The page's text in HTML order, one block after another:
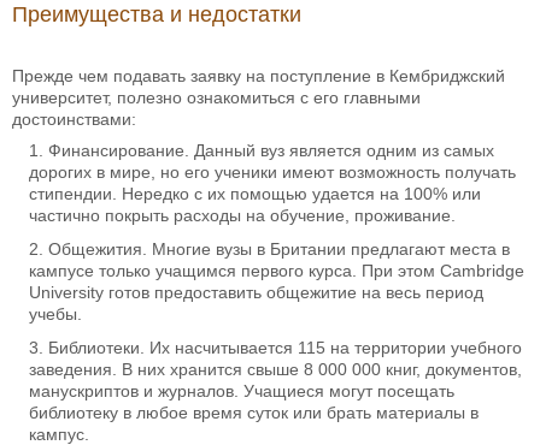
Преимущества и недостатки
Прежде чем подавать заявку на поступление в Кембриджский
университет, полезно ознакомиться с его главными
достоинствами:
Финансирование. Данный вуз является одним из самых
дорогих в мире, но его ученики имеют возможность получать
стипендии. Нередко с их помощью удается на 100% или
частично покрыть расходы на обучение, проживание.
Общежития. Многие вузы в Британии предлагают места в
кампусе только учащимся первого курса. При этом Cambridge
University готов предоставить общежитие на весь период
учебы.
Библиотеки. Их насчитывается 115 на территории учебного
заведения. В них хранится свыше 8 000 000 книг, документов,
манускриптов и журналов. Учащиеся могут посещать
библиотеку в любое время суток или брать материалы в
кампус.